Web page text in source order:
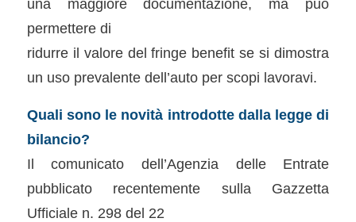
una maggiore documentazione, ma può
permettere di
ridurre il valore del fringe benefit se si dimostra
un uso prevalente dell’auto per scopi lavoravi.
Quali sono le novità introdotte dalla legge di
bilancio?
Il comunicato dell’Agenzia delle Entrate
pubblicato recentemente sulla Gazzetta
Ufficiale n. 298 del 22